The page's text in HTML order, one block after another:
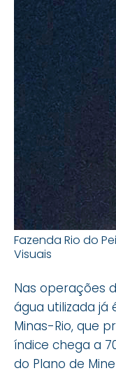
Fazenda Rio do
Visuais
Nas operações
água utilizada já
Minas-Rio, que
índice chega a
do Plano de